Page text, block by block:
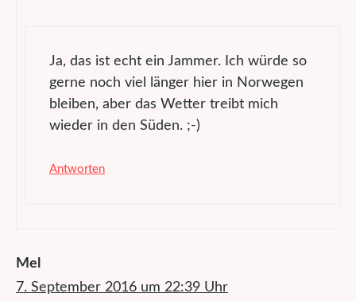
Ja, das ist echt ein Jammer. Ich würde so
gerne noch viel länger hier in Norwegen
bleiben, aber das Wetter treibt mich
wieder in den Süden. ;-)
Antworten
Mel
7. September 2016 um 22:39 Uhr